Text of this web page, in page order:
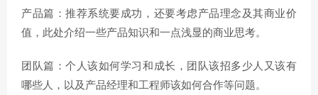
产品篇：推荐系统要成功，还要考虑产品理念及其商业价
值，此处介绍一些产品知识和一点浅显的商业思考。
团队篇：个人该如何学习和成长，团队该招多少人又该有
哪些人，以及产品经理和工程师该如何合作等问题。